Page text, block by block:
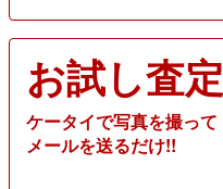
お試し査定
ケータイで写真を撮って
メールを送るだけ!!